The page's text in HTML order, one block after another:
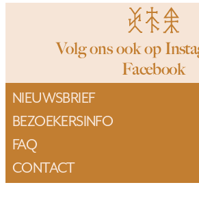
Volg ons ook op
Facebook
NIEUWSBRIEF
BEZOEKERSINFO
FAQ
CONTACT